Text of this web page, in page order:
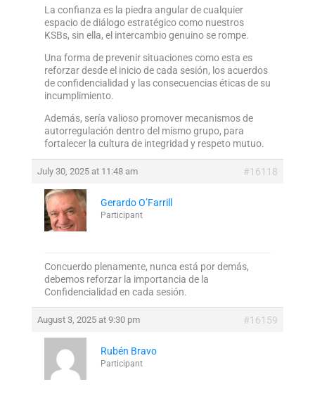
La confianza es la piedra angular de cualquier
espacio de diálogo estratégico como nuestros
KSBs, sin ella, el intercambio genuino se rompe.
Una forma de prevenir situaciones como esta es
reforzar desde el inicio de cada sesión, los acuerdos
de confidencialidad y las consecuencias éticas de su
incumplimiento.
Además, sería valioso promover mecanismos de
autorregulación dentro del mismo grupo, para
fortalecer la cultura de integridad y respeto mutuo.
July 30, 2025 at 11:48 am #16118
Gerardo O’Farrill
Participant
Concuerdo plenamente, nunca está por demás,
debemos reforzar la importancia de la
Confidencialidad en cada sesión.
August 3, 2025 at 9:30 pm #16159
Rubén Bravo
Participant